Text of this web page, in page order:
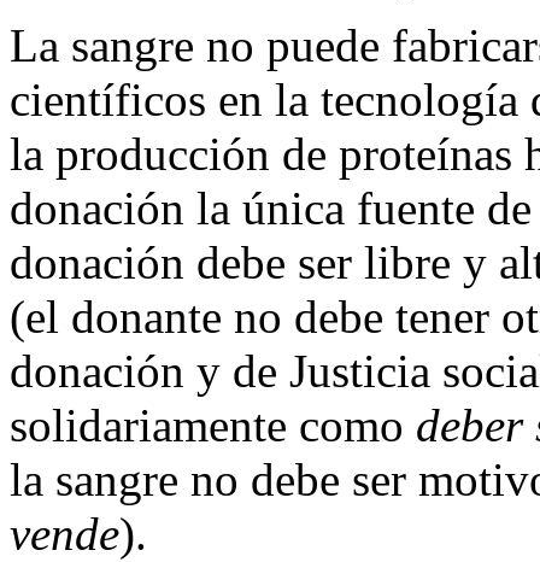
La sangre no puede
científicos en la tecnología
la producción de proteínas
donación la única fuente
donación debe ser libre y
(el donante no debe tener
donación y de Justicia
solidariamente como deber
la sangre no debe ser
vende).